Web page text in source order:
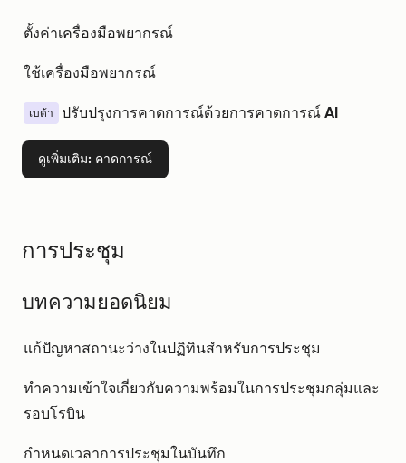
ตั้งค่าเครื่องมือพยากรณ์
ใช้เครื่องมือพยากรณ์
เบต้า ปรับปรุงการคาดการณ์ด้วยการคาดการณ์ AI
ดูเพิ่มเติม: คาดการณ์
การประชุม
บทความยอดนิยม
แก้ปัญหาสถานะว่างในปฏิทินสำหรับการประชุม
ทำความเข้าใจเกี่ยวกับความพร้อมในการประชุมกลุ่มและ
รอบโรบิน
กำหนดเวลาการประชุมในบันทึก